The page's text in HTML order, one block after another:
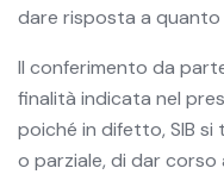
dare risposta a quanto
Il conferimento da
finalità indicata nel
poiché in difetto, SIB
o parziale, di dar